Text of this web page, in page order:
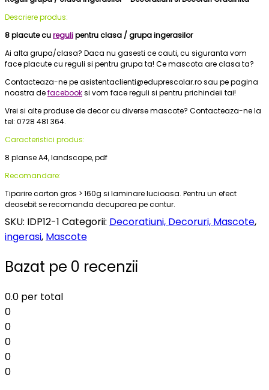
Descriere produs:
8 placute curegulipentru clasa / grupa ingerasilor
Ai alta grupa/clasa? Daca nu gasesti ce cauti, cu siguranta vom
face placute cu reguli si pentru grupa ta! Ce mascota are clasa ta?
Contacteaza-ne pe asistentaclienti@eduprescolar.ro sau pe pagina
noastra defacebooksi vom face reguli si pentru prichindeii tai!
Vrei si alte produse de decor cu diverse mascote? Contacteaza-ne la
tel: 0728 481 364.
Caracteristici produs:
8 planse A4, landscape, pdf
Recomandare:
Tiparire carton gros > 160g si laminare lucioasa. Pentru un efect
deosebit se recomanda decuparea pe contur.
SKU: IDP12-1 Categorii: Decoratiuni, Decoruri, Mascote,
ingerasi, Mascote
Bazat pe 0 recenzii
0.0 per total
0
0
0
0
0